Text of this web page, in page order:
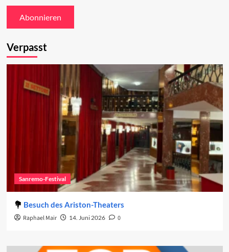
Verpasst
Sanremo-Festival
Besuch des Ariston-Theaters
Raphael Mair 14. Juni 2026 0